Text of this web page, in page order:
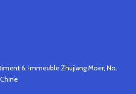
6, Immeuble Zhujiang Moer, No.